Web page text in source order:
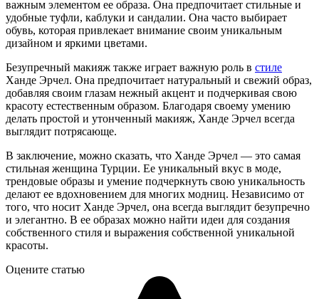
важным элементом ее образа. Она предпочитает стильные и
удобные туфли, каблуки и сандалии. Она часто выбирает
обувь, которая привлекает внимание своим уникальным
дизайном и яркими цветами.
Безупречный макияж также играет важную роль в стиле
Ханде Эрчел. Она предпочитает натуральный и свежий образ,
добавляя своим глазам нежный акцент и подчеркивая свою
красоту естественным образом. Благодаря своему умению
делать простой и утонченный макияж, Ханде Эрчел всегда
выглядит потрясающе.
В заключение, можно сказать, что Ханде Эрчел — это самая
стильная женщина Турции. Ее уникальный вкус в моде,
трендовые образы и умение подчеркнуть свою уникальность
делают ее вдохновением для многих модниц. Независимо от
того, что носит Ханде Эрчел, она всегда выглядит безупречно
и элегантно. В ее образах можно найти идеи для создания
собственного стиля и выражения собственной уникальной
красоты.
Оцените статью